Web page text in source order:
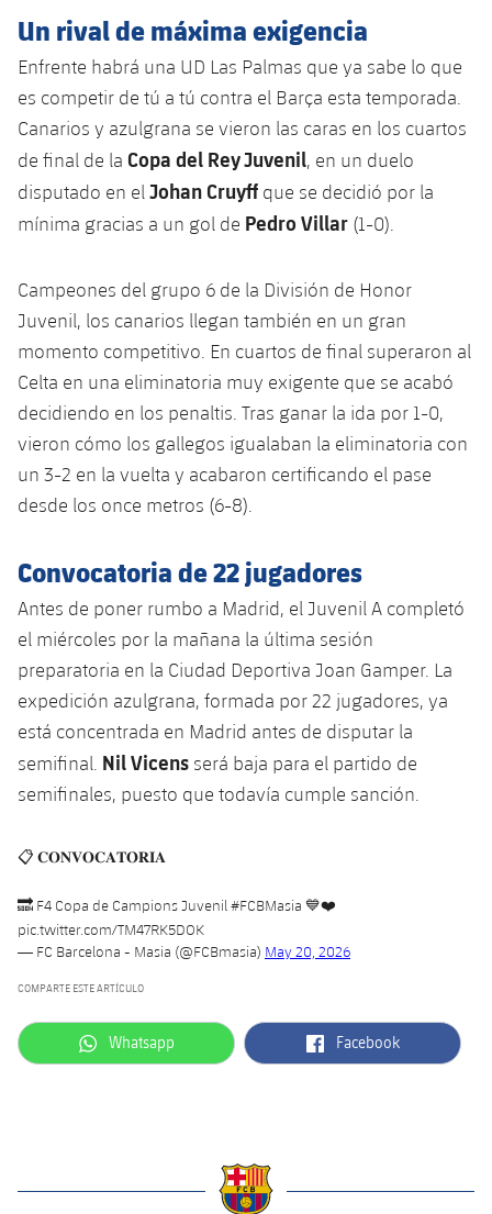
Resultados
Calendario
Resultados
Clasificaciones
Noticias
Hockey Hierba Masculino
Hockey Hierba Femenino
Patinaje artístico
plusicon
más
Actualidad
Plantilla
Agenda
Escuela de Patinaje
Rugby
Actualidad
Calendario
Resultados
Clasificaciones
Fotos
Voleibol
Voleibol masculino
Voleibol femenino
Apúntate a las amateurs
Carnet de las Secciones Amateurs
PLUSICON
MÁS
League of Legends
VALORANT Rising
VALORANT Game Changers
Un rival de máxima exigencia
Enfrente habrá una UD Las Palmas que ya sabe lo que
es competir de tú a tú contra el Barça esta temporada.
Canarios y azulgrana se vieron las caras en los cuartos
de final de la Copa del Rey Juvenil, en un duelo
disputado en el Johan Cruyff que se decidió por la
mínima gracias a un gol de Pedro Villar (1-0).
Campeones del grupo 6 de la División de Honor
Juvenil, los canarios llegan también en un gran
momento competitivo. En cuartos de final superaron al
Celta en una eliminatoria muy exigente que se acabó
decidiendo en los penaltis. Tras ganar la ida por 1-0,
vieron cómo los gallegos igualaban la eliminatoria con
un 3-2 en la vuelta y acabaron certificando el pase
desde los once metros (6-8).
Convocatoria de 22 jugadores
Antes de poner rumbo a Madrid, el Juvenil A completó
el miércoles por la mañana la última sesión
preparatoria en la Ciudad Deportiva Joan Gamper. La
expedición azulgrana, formada por 22 jugadores, ya
está concentrada en Madrid antes de disputar la
semifinal. Nil Vicens será baja para el partido de
semifinales, puesto que todavía cumple sanción.
📋 𝐂𝐎𝐍𝐕𝐎𝐂𝐀𝐓𝐎̀𝐑𝐈𝐀
🔜 F4 Copa de Campions Juvenil #FCBMasia 💙❤️
pic.twitter.com/TM47RK5DOK
— FC Barcelona - Masia (@FCBmasia) May 20, 2026
COMPARTE ESTE ARTÍCULO
label.aria.whatsapp
Whatsapp label.aria.facebook
Facebook